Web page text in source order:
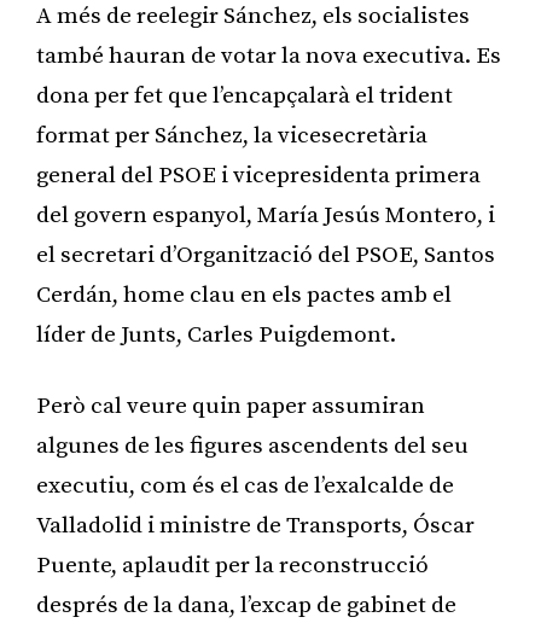
A més de reelegir Sánchez, els socialistes
també hauran de votar la nova executiva. Es
dona per fet que l’encapçalarà el trident
format per Sánchez, la vicesecretària
general del PSOE i vicepresidenta primera
del govern espanyol, María Jesús Montero, i
el secretari d’Organització del PSOE, Santos
Cerdán, home clau en els pactes amb el
líder de Junts, Carles Puigdemont.
Però cal veure quin paper assumiran
algunes de les figures ascendents del seu
executiu, com és el cas de l’exalcalde de
Valladolid i ministre de Transports, Óscar
Puente, aplaudit per la reconstrucció
després de la dana, l’excap de gabinet de